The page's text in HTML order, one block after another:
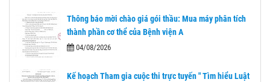
Thông báo mời chào giá gói thầu: Mua máy phân tích
thành phần cơ thể của Bệnh viện A
04/08/2026
Kế hoạch Tham gia cuộc thi trực tuyến " Tìm hiểu Luật